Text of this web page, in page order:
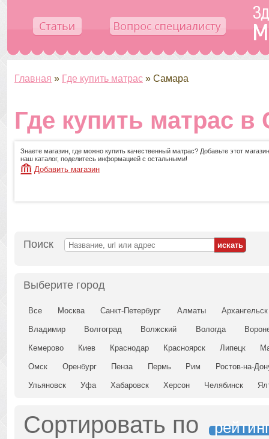
Главная » Где купить матрас » Самара
Где купить матрас в
Знаете магазин, где можно купить качественный матрас? Добавьте этот
наш каталог, поделитесь информацией с остальными!
Добавить магазин
Поиск
Выберите город
Все Москва Санкт-Петербург Алматы Архангельск
Владимир Волгоград Волжский Вологда
Кемерово Киев Краснодар Красноярск Липецк
Омск Оренбург Пенза Пермь Рим Ростов-на-
Ульяновск Уфа Хабаровск Херсон Челябинск
Сортировать по